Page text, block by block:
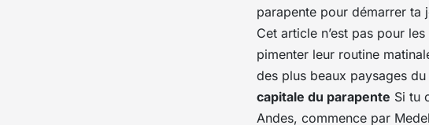
parapente pour démarrer ta
Cet article n’est pas pour
pimenter leur routine
des plus beaux paysages du
capitale du parapente Si tu
Andes, commence par